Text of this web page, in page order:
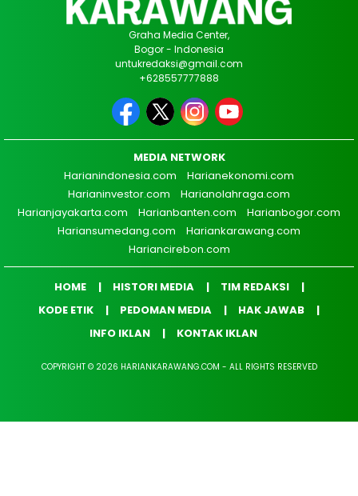
Graha Media Center,
Bogor - Indonesia
untukredaksi@gmail.com
+628557777888
MEDIA NETWORK
Harianindonesia.com
Harianekonomi.com
Harianinvestor.com
Harianolahraga.com
Harianjayakarta.com
Harianbanten.com
Harianbogor.com
Hariansumedang.com
Hariankarawang.com
Hariancirebon.com
HOME HISTORI MEDIA
TIM REDAKSI
KODE ETIK
PEDOMAN MEDIA
HAK JAWAB
INFO IKLAN
KONTAK IKLAN
COPYRIGHT © 2026 HARIANKARAWANG.COM - ALL RIGHTS RESERVED